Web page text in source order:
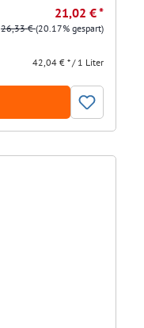
21,02 € *
26,33 €(20.17% gespart)
42,04 € * / 1 Liter